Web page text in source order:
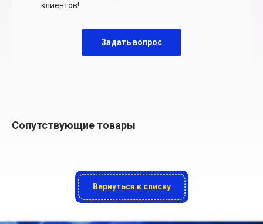
клиентов!
Задать вопрос
Сопутствующие товары
Вернуться к списку